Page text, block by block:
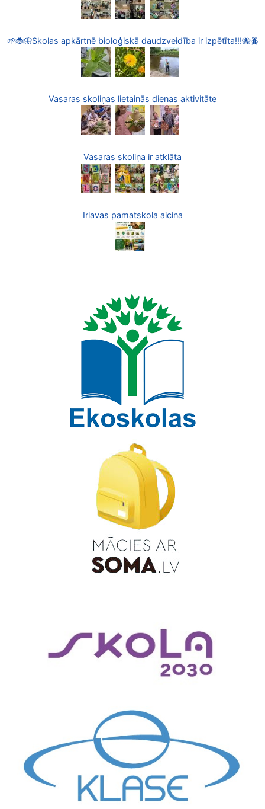
🌱🐞🦋Skolas apkārtnē bioloģiskā daudzveidība ir izpētīta!!!🐝🪲
Vasaras skoliņas lietainās dienas aktivitāte
Vasaras skoliņa ir atklāta
Irlavas pamatskola aicina